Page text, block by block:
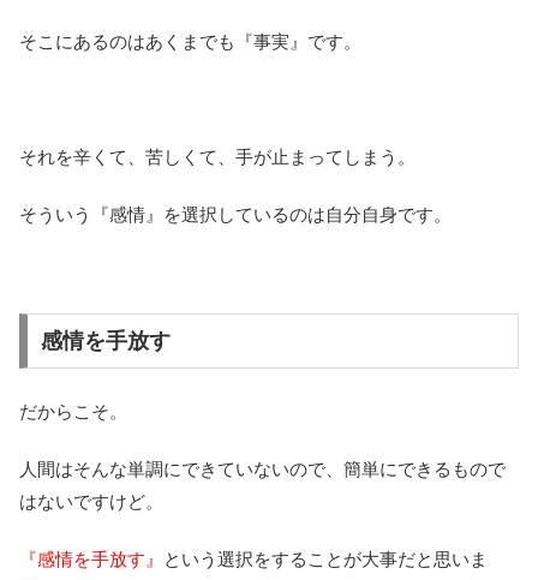
そこにあるのはあくまでも『事実』です。
それを辛くて、苦しくて、手が止まってしまう。
そういう『感情』を選択しているのは自分自身です。
感情を手放す
だからこそ。
人間はそんな単調にできていないので、簡単にできるもので
はないですけど。
『感情を手放す』
という選択をすることが大事だと思いま